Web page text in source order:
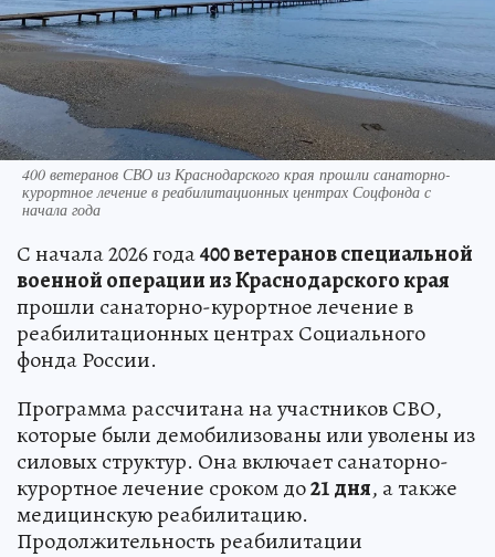
400 ветеранов СВО из Краснодарского края прошли санаторно-
курортное лечение в реабилитационных центрах Соцфонда с
начала года
С начала 2026 года400 ветеранов специальной
военной операции из Краснодарского края
прошли санаторно-курортное лечение в
реабилитационных центрах Социального
фонда России.
Программа рассчитана на участников СВО,
которые были демобилизованы или уволены из
силовых структур. Она включает санаторно-
курортное лечение сроком до21 дня, а также
медицинскую реабилитацию.
Продолжительность реабилитации